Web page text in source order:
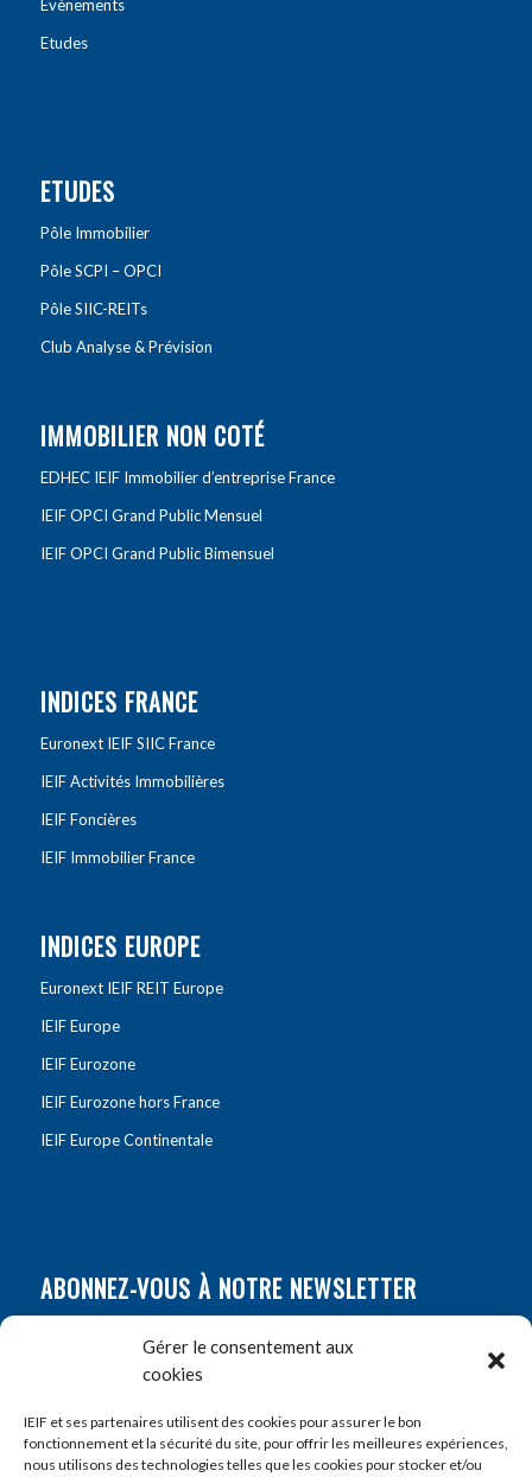
Gérer le consentement aux
cookies
IEIF et ses partenaires utilisent des cookies pour assurer le bon
fonctionnement et la sécurité du site, pour offrir les meilleures expériences,
nous utilisons des technologies telles que les cookies pour stocker et/ou
Évènements
Etudes
ETUDES
Pôle Immobilier
Pôle SCPI – OPCI
Pôle SIIC-REITs
Club Analyse & Prévision
IMMOBILIER NON COTÉ
EDHEC IEIF Immobilier d’entreprise France
IEIF OPCI Grand Public Mensuel
IEIF OPCI Grand Public Bimensuel
INDICES FRANCE
Euronext IEIF SIIC France
IEIF Activités Immobilières
IEIF Foncières
IEIF Immobilier France
INDICES EUROPE
Euronext IEIF REIT Europe
IEIF Europe
IEIF Eurozone
IEIF Eurozone hors France
IEIF Europe Continentale
ABONNEZ-VOUS À NOTRE NEWSLETTER
Prénom*